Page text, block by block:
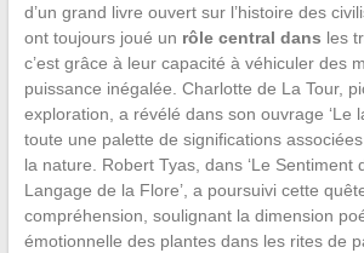
d’un grand livre ouvert sur l’histoire des
ont toujours joué un rôle central dans les
c’est grâce à leur capacité à véhiculer des
puissance inégalée. Charlotte de La Tour,
exploration, a révélé dans son ouvrage ‘Le
toute une palette de significations
la nature. Robert Tyas, dans ‘Le Sentiment
Langage de la Flore’, a poursuivi cette
compréhension, soulignant la dimension
émotionnelle des plantes dans les rites de